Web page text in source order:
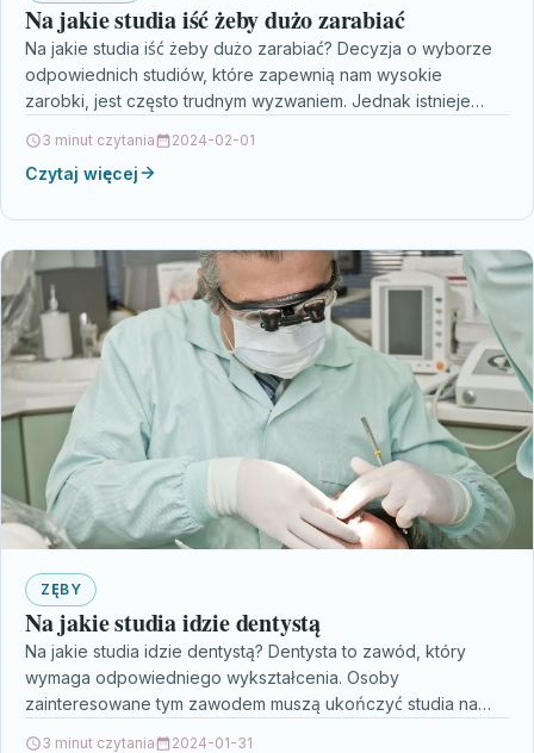
Na jakie studia iść żeby dużo zarabiać
Na jakie studia iść żeby dużo zarabiać? Decyzja o wyborze
odpowiednich studiów, które zapewnią nam wysokie
zarobki, jest często trudnym wyzwaniem. Jednak istnieje
3 minut czytania 2024-02-01
Czytaj więcej
ZĘBY
Na jakie studia idzie dentystą
Na jakie studia idzie dentystą? Dentysta to zawód, który
wymaga odpowiedniego wykształcenia. Osoby
zainteresowane tym zawodem muszą ukończyć studia na
3 minut czytania 2024-01-31